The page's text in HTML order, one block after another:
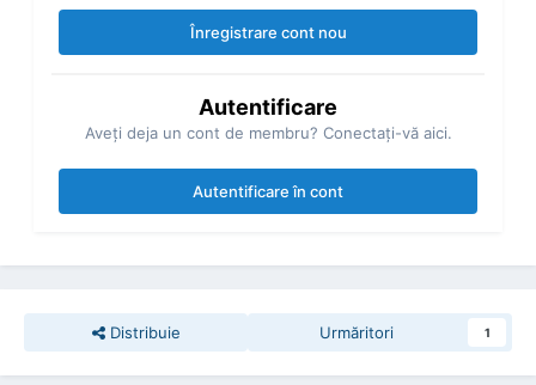
Înregistrare cont nou
Autentificare
Aveţi deja un cont de membru? Conectaţi-vă aici.
Autentificare în cont
Distribuie Urmăritori 1